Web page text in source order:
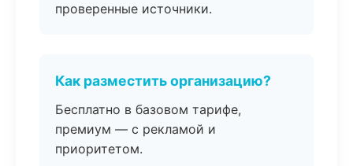
проверенные источники.
Как разместить организацию?
Бесплатно в базовом тарифе,
премиум — с рекламой и
приоритетом.